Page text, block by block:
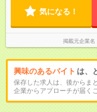
気になる！
掲載元企業名
興味のあるバイト は、
保存した求人は、後からま
企業からアプローチが届く